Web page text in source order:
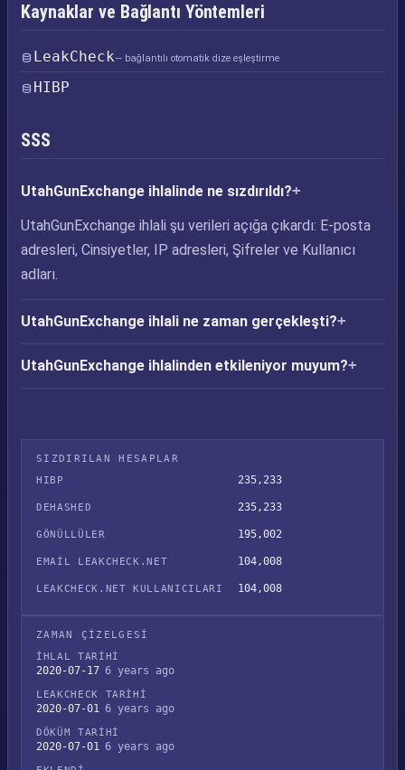
Kaynaklar ve Bağlantı Yöntemleri
LeakCheck— bağlantılı otomatik dize eşleştirme
HIBP
SSS
UtahGunExchange ihlalinde ne sızdırıldı?
UtahGunExchange ihlali şu verileri açığa çıkardı: E-posta
adresleri, Cinsiyetler, IP adresleri, Şifreler ve Kullanıcı
adları.
UtahGunExchange ihlali ne zaman gerçekleşti?
UtahGunExchange ihlalinden etkileniyor muyum?
SIZDIRILAN HESAPLAR
HIBP
235,233
DEHASHED 235,233
GÖNÜLLÜLER 195,002
EMAIL LEAKCHECK.NET 104,008
LEAKCHECK.NET KULLANICILARI 104,008
ZAMAN ÇIZELGESI
İHLAL TARIHI
2020-07-17 6 years ago
LEAKCHECK TARIHI
2020-07-01 6 years ago
DÖKÜM TARIHI
2020-07-01 6 years ago